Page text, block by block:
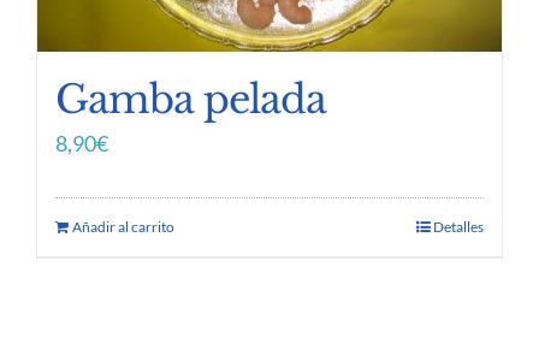
Gamba pelada
8,90€
Añadir al carrito Detalles